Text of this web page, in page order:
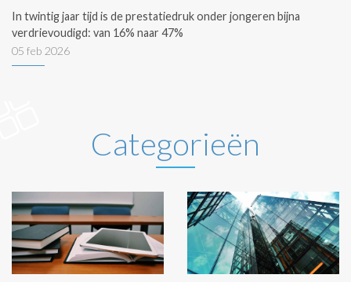
In twintig jaar tijd is de prestatiedruk onder jongeren bijna
verdrievoudigd: van 16% naar 47%
05 feb 2026
Categorieën